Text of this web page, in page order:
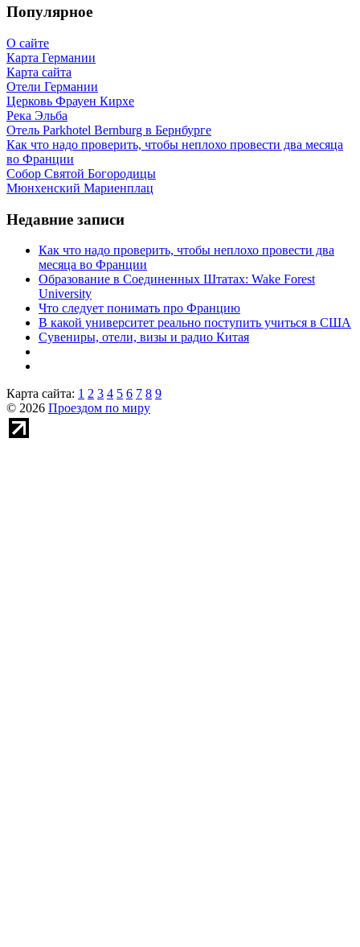
Популярное
О сайте
Карта Германии
Карта сайта
Отели Германии
Церковь Фрауен Кирхе
Река Эльба
Отель Parkhotel Bernburg в Бернбурге
Как что надо проверить, чтобы неплохо провести два месяца
во Франции
Собор Святой Богородицы
Мюнхенский Мариенплац
Недавние записи
Как что надо проверить, чтобы неплохо провести два
месяца во Франции
Образование в Соединенных Штатах: Wake Forest
University
Что следует понимать про Францию
В какой университет реально поступить учиться в США
Сувениры, отели, визы и радио Китая
Карта сайта: 1 2 3 4 5 6 7 8 9
© 2026 Проездом по миру